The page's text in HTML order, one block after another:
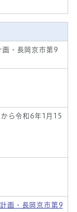
画・長岡京市第9
ら令和6年1月15
画・長岡京市第9